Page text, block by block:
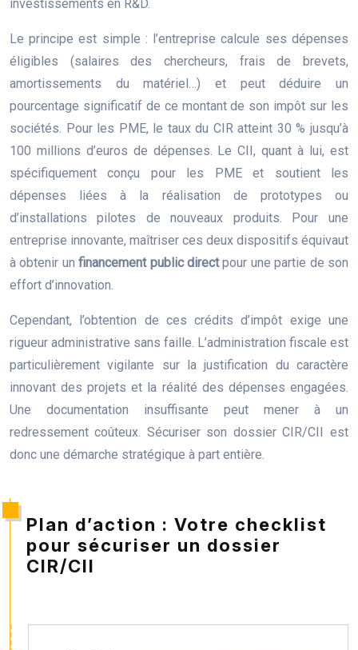
investissements en R&D.
Le principe est simple : l’entreprise calcule ses dépenses
éligibles (salaires des chercheurs, frais de brevets,
amortissements du matériel…) et peut déduire un
pourcentage significatif de ce montant de son impôt sur les
sociétés. Pour les PME, le taux du CIR atteint 30 % jusqu’à
100 millions d’euros de dépenses. Le CII, quant à lui, est
spécifiquement conçu pour les PME et soutient les
dépenses liées à la réalisation de prototypes ou
d’installations pilotes de nouveaux produits. Pour une
entreprise innovante, maîtriser ces deux dispositifs équivaut
à obtenir unfinancement public directpour une partie de son
effort d’innovation.
Cependant, l’obtention de ces crédits d’impôt exige une
rigueur administrative sans faille. L’administration fiscale est
particulièrement vigilante sur la justification du caractère
innovant des projets et la réalité des dépenses engagées.
Une documentation insuffisante peut mener à un
redressement coûteux. Sécuriser son dossier CIR/CII est
donc une démarche stratégique à part entière.
Plan d’action : Votre checklist
pour sécuriser un dossier
CIR/CII